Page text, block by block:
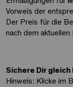
Vorweis der
Der Preis für die
nach dem
Sichere Dir gleich
Hinweis: Klicke im